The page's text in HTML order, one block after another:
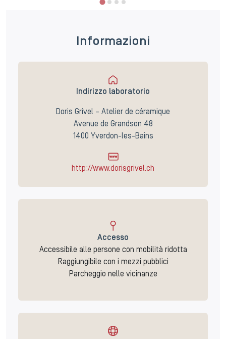
Informazioni
Indirizzo laboratorio
Doris Grivel – Atelier de céramique
Avenue de Grandson 48
1400 Yverdon-les-Bains
http://www.dorisgrivel.ch
Accesso
Accessibile alle persone con mobilità ridotta
Raggiungibile con i mezzi pubblici
Parcheggio nelle vicinanze